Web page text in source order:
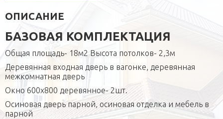
ОПИСАНИЕ
БАЗОВАЯ КОМПЛЕКТАЦИЯ
Общая площадь- 18м2 Высота потолков- 2,3м
Деревянная входная дверь в вагонке, деревянная
межкомнатная дверь
Окно 600х800 деревянное- 2шт.
Осиновая дверь парной, oсиновая отделка и мебель в
парной